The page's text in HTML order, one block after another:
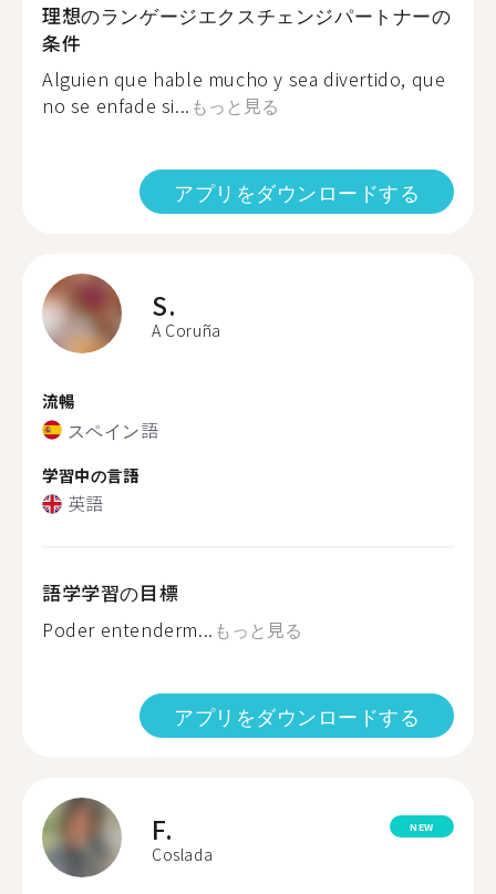
理想のランゲージエクスチェンジパートナーの
条件
Alguien que hable mucho y sea divertido, que
no se enfade si... もっと見る
アプリをダウンロードする
S.
A Coruña
流暢
スペイン語
学習中の言語
英語
語学学習の目標
Poder entenderm... もっと見る
アプリをダウンロードする
F.
Coslada
NEW